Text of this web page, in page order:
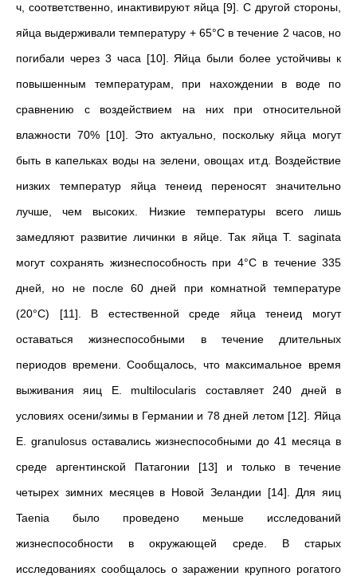
ч, соответственно, инактивируют яйца [9]. С другой стороны,
яйца выдерживали температуру + 65°C в течение 2 часов, но
погибали через 3 часа [10]. Яйца были более устойчивы к
повышенным температурам, при нахождении в воде по
сравнению с воздействием на них при относительной
влажности 70% [10]. Это актуально, поскольку яйца могут
быть в капельках воды на зелени, овощах ит.д. Воздействие
низких температур яйца тенеид переносят значительно
лучше, чем высоких. Низкие температуры всего лишь
замедляют развитие личинки в яйце. Так яйца T. saginata
могут сохранять жизнеспоcобность при 4°C в течение 335
дней, но не после 60 дней при комнатной температуре
(20°C) [11]. В естественной среде яйца тенеид могут
оставаться жизнеспособными в течение длительных
периодов времени. Сообщалось, что максимальное время
выживания яиц E. multilocularis составляет 240 дней в
условиях осени/зимы в Германии и 78 дней летом [12]. Яйца
E. granulosus оставались жизнеспособными до 41 месяца в
среде аргентинской Патагонии [13] и только в течение
четырех зимних месяцев в Новой Зеландии [14]. Для яиц
Taenia было проведено меньше исследований
жизнеспособности в окружающей среде. В старых
исследованиях сообщалось о заражении крупного рогатого